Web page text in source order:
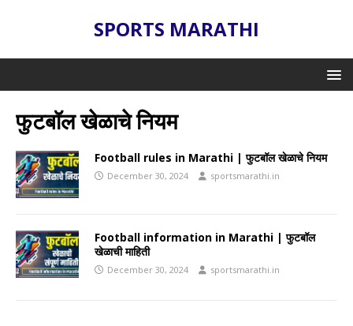
SPORTS MARATHI
फुटबॉल खेळाचे नियम
Football rules in Marathi | फुटबॉल खेळाचे नियम
December 30, 2024 sportsmarathi.in
Football information in Marathi | फुटबॉल
खेळाची माहिती
December 30, 2024 sportsmarathi.in